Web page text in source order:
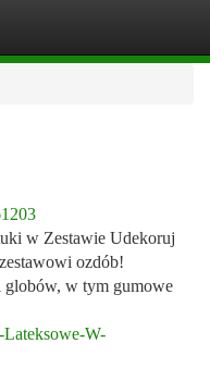
w Zestawie Udekoruj
ozdób!
globów, w tym gumowe
W-